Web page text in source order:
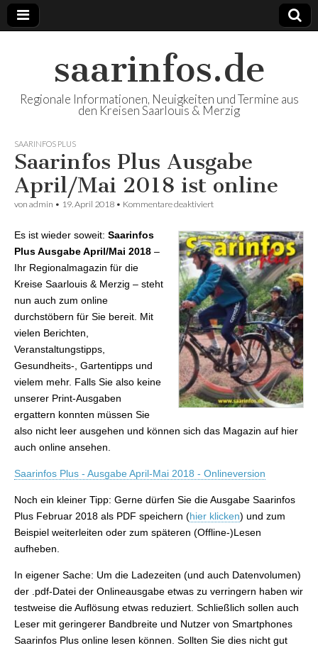
saarinfos.de
Regionale Informationen, Neuigkeiten und Termine aus
den Kreisen Saarlouis & Merzig
SAARINFOS PLUS
Saarinfos Plus Ausgabe
April/Mai 2018 ist online
von admin • 19. April 2018 • Kommentare deaktiviert
Es ist wieder soweit: Saarinfos
Plus Ausgabe April/Mai 2018 –
Ihr Regionalmagazin für die
Kreise Saarlouis & Merzig – steht
nun auch zum online
durchstöbern für Sie bereit. Mit
vielen Berichten,
Veranstaltungstipps,
Gesundheits-, Gartentipps und
vielem mehr. Falls Sie also keine
unserer Print-Ausgaben
ergattern konnten müssen Sie
also nicht leer ausgehen und können sich das Magazin auf hier
auch online ansehen.
Saarinfos Plus - Ausgabe April-Mai 2018 - Onlineversion
Noch ein kleiner Tipp: Gerne dürfen Sie die Ausgabe Saarinfos
Plus Februar 2018 als PDF speichern (hier klicken) und zum
Beispiel weiterleiten oder zum späteren (Offline-)Lesen
aufheben.
In eigener Sache: Um die Ladezeiten (und auch Datenvolumen)
der .pdf-Datei der Onlineausgabe etwas zu verringern haben wir
testweise die Auflösung etwas reduziert. Schließlich sollen auch
Leser mit geringerer Bandbreite und Nutzer von Smartphones
Saarinfos Plus online lesen können. Sollten Sie dies nicht gut